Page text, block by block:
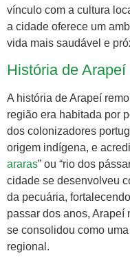
vínculo com a cultura
a cidade oferece um
vida mais saudável e
História de Arapeí
A história de Arapeí
região era habitada por
dos colonizadores
origem indígena, e
araras” ou “rio dos
cidade se desenvolveu
da pecuária,
passar dos anos, Arapeí
se consolidou como
regional.